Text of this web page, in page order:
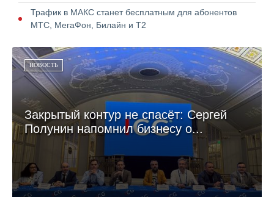
Трафик в МАКС станет бесплатным для абонентов
МТС, МегаФон, Билайн и Т2
НОВОСТЬ
Закрытый контур не спасёт: Сергей
Полунин напомнил бизнесу о...